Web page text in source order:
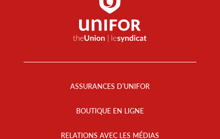
ASSURANCES D’UNIFOR
BOUTIQUE EN LIGNE
RELATIONS AVEC LES MÉDIAS